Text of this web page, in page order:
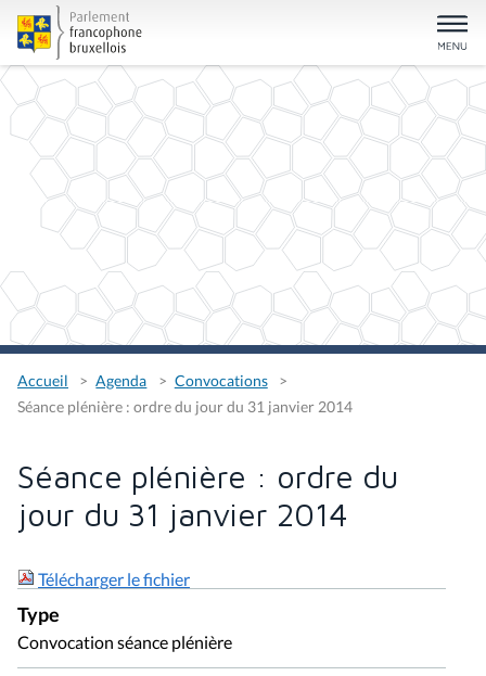
Accueil Agenda
Convocations
Séance plénière : ordre du jour du 31 janvier 2014
Séance plénière : ordre du
jour du 31 janvier 2014
Télécharger le fichier
Type
Convocation séance plénière